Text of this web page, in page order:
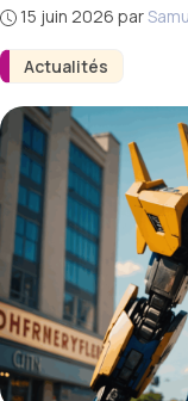
Actualités
15 juin 2026 par